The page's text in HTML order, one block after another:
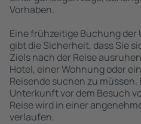
Vorhaben.
Eine frühzeitige Buchung
gibt die Sicherheit, dass Sie
Ziels nach der Reise
Hotel, einer Wohnung oder
Reisende suchen zu müssen.
Unterkunft vor dem Besuch
Reise wird in einer
verlaufen.